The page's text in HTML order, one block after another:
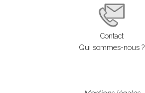
Contact
Qui sommes-nous ?